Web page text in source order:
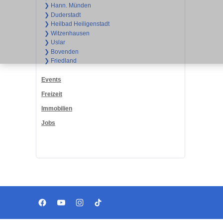
❯ Hann. Münden
❯ Duderstadt
❯ Heilbad Heiligenstadt
❯ Witzenhausen
❯ Uslar
❯ Bovenden
❯ Friedland
Events
Freizeit
Immobilien
Jobs